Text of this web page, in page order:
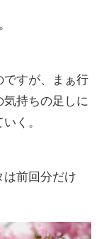
ですが、まぁ行
気持ちの足しに
く。
前回分だけ